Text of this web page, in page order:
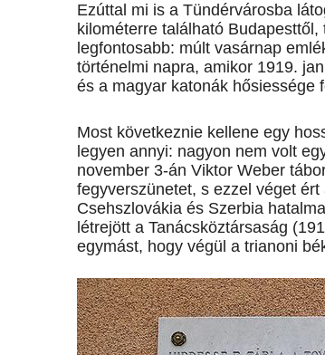
Ezúttal mi is a Tündérvárosba
kilométerre található
legfontosabb: múlt vasárnap
történelmi napra, amikor 1919.
és a magyar katonák hősiessége
Most következnie kellene egy
legyen annyi: nagyon nem volt
november 3-án Viktor Weber
fegyverszünetet, s ezzel véget
Csehszlovákia és Szerbia
létrejött a Tanácsköztársaság
egymást, hogy végül a trianoni